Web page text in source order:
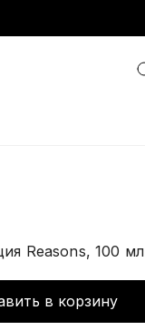
Reasons, 100 мл
в корзину